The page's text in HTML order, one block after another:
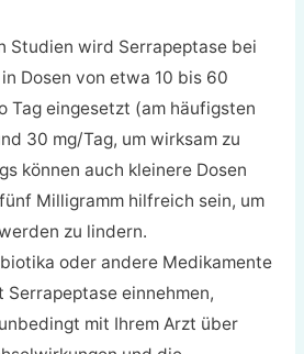
Studien wird Serrapeptase bei
Dosen von etwa 10 bis 60
Tag eingesetzt (am häufigsten
30 mg/Tag, um wirksam zu
können auch kleinere Dosen
Milligramm hilfreich sein, um
zu lindern.
oder andere Medikamente
Serrapeptase einnehmen,
mit Ihrem Arzt über